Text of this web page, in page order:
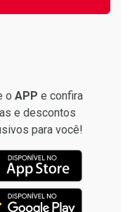
o APP e confira
e descontos
para você!